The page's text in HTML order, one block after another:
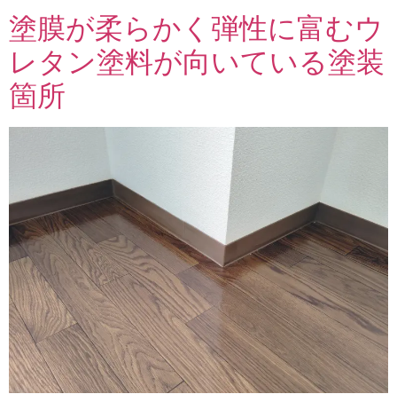
塗膜が柔らかく弾性に富むウ
レタン塗料が向いている塗装
箇所